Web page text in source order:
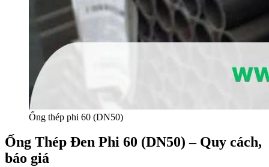
Ống thép phi 60 (DN50)
Ống Thép Đen Phi 60 (DN50) – Quy cách,
báo giá